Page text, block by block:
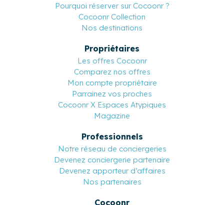
Pourquoi réserver sur Cocoonr ?
Cocoonr Collection
Nos destinations
Propriétaires
Les offres Cocoonr
Comparez nos offres
Mon compte propriétaire
Parrainez vos proches
Cocoonr X Espaces Atypiques
Magazine
Professionnels
Notre réseau de conciergeries
Devenez conciergerie partenaire
Devenez apporteur d’affaires
Nos partenaires
Cocoonr